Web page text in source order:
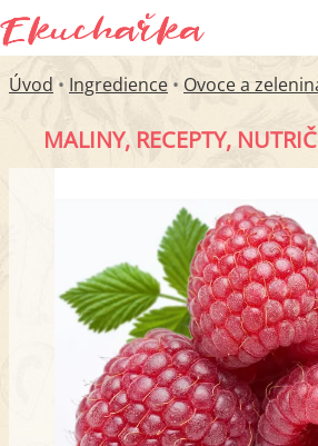
Úvod • Ingredience • Ovoce a
MALINY, RECEPTY,